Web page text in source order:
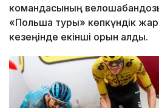
командасының
«Польша туры» көпкүндік
кезеңінде екінші орын алды.